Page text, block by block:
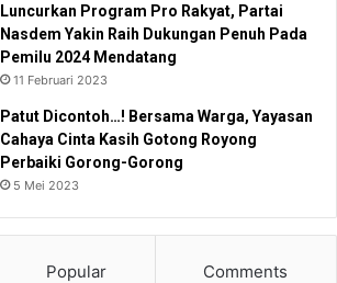
Luncurkan Program Pro Rakyat, Partai
Nasdem Yakin Raih Dukungan Penuh Pada
Pemilu 2024 Mendatang
11 Februari 2023
Patut Dicontoh…! Bersama Warga, Yayasan
Cahaya Cinta Kasih Gotong Royong
Perbaiki Gorong-Gorong
5 Mei 2023
Popular Comments